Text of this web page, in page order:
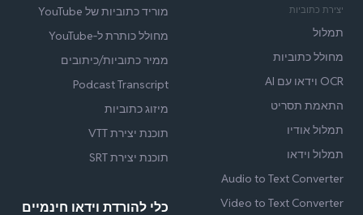
יצירת כתוביות
תמלול
מחולל כתוביות
OCR וידאו עם AI
התאמת תסריט
תמלול אודיו
תמלול וידאו
Audio to Text Converter
Video to Text Converter
מוריד כתוביות של YouTube
מחולל כותרת ל‑YouTube
ממיר כתוביות/כיתובים
Podcast Transcript
מיזוג כתוביות
תוכנת יצירת VTT
תוכנת יצירת SRT
כלי להורדת וידאו חינמיים